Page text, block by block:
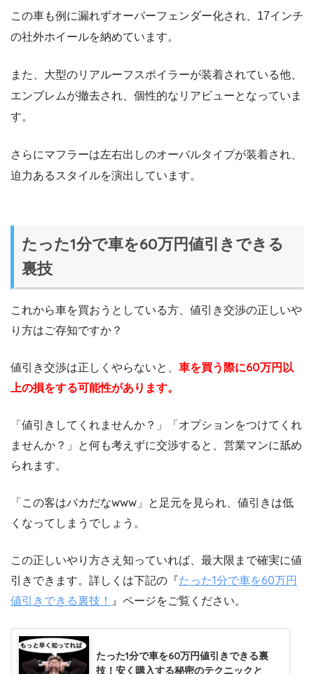
この車も例に漏れずオーバーフェンダー化され、17インチ
の社外ホイールを納めています。
また、大型のリアルーフスポイラーが装着されている他、
エンブレムが撤去され、個性的なリアビューとなっていま
す。
さらにマフラーは左右出しのオーバルタイプが装着され、
迫力あるスタイルを演出しています。
たった1分で車を60万円値引きできる
裏技
これから車を買おうとしている方、値引き交渉の正しいや
り方はご存知ですか？
値引き交渉は正しくやらないと、 車を買う際に60万円以
上の損をする可能性があります。
「値引きしてくれませんか？」「オプションをつけてくれ
ませんか？」と何も考えずに交渉すると、営業マンに舐め
られます。
「この客はバカだなwww」と足元を見られ、値引きは低
くなってしまうでしょう。
この正しいやり方さえ知っていれば、最大限まで確実に値
引きできます。詳しくは下記の『たった1分で車を60万円
値引きできる裏技！ 』ページをご覧ください。
たった1分で車を60万円値引きできる裏
技！安く購入する秘密のテクニックと